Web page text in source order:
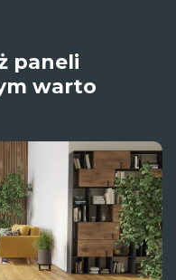
paneli
warto